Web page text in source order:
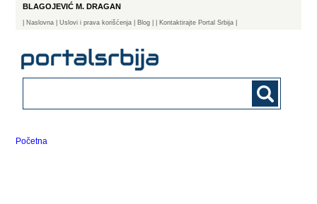
BLAGOJEVIĆ M. DRAGAN
Naslovna | Uslovi i prava korišćenja Blog | Kontaktirajte Portal Srbija |
Početna